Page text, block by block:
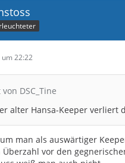
22:22
DSC_Tine
alter Hansa-Keeper verliert
man als auswärtiger
vor den